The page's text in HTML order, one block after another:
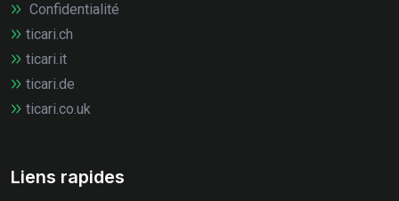
Confidentialité
ticari.ch
ticari.it
ticari.de
ticari.co.uk
Liens rapides